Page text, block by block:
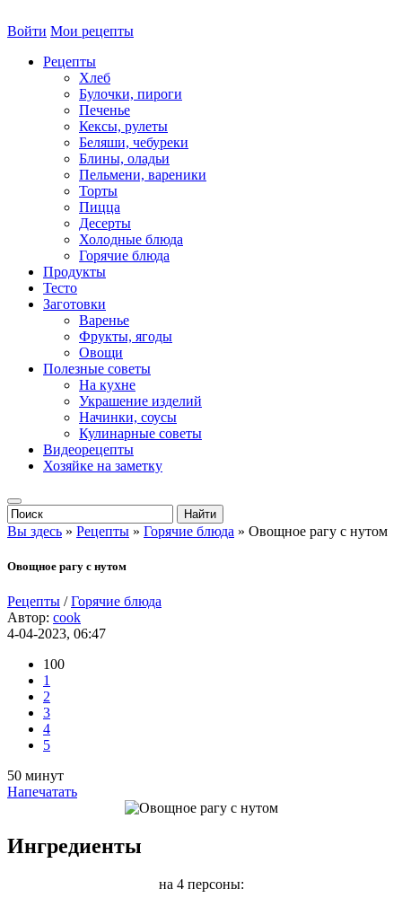
Войти Мои рецепты
Рецепты
Хлеб
Булочки, пироги
Печенье
Кексы, рулеты
Беляши, чебуреки
Блины, оладьи
Пельмени, вареники
Торты
Пицца
Десерты
Холодные блюда
Горячие блюда
Продукты
Тесто
Заготовки
Варенье
Фрукты, ягоды
Овощи
Полезные советы
На кухне
Украшение изделий
Начинки, соусы
Кулинарные советы
Видеорецепты
Хозяйке на заметку
Вы здесь » Рецепты » Горячие блюда » Овощное рагу с нутом
Овощное рагу с нутом
Рецепты /Горячие блюда
Автор: cook
4-04-2023, 06:47
100
1
2
3
4
5
50 минут
Напечатать
Ингредиенты
на 4 персоны: